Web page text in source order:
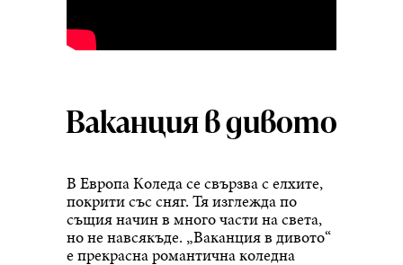
Ваканция в дивото
В Европа Коледа се свързва с елхите,
покрити със сняг. Тя изглежда по
същия начин в много части на света,
но не навсякъде. „Ваканция в дивото“
е прекрасна романтична коледна